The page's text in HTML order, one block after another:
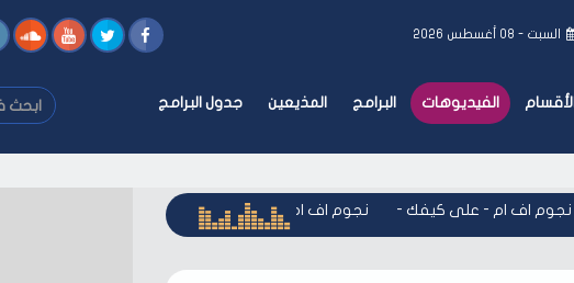
السبت - ٠٨ أغسطس ٢٠٢٦
الأقسام الفيديوهات البرامج المذيعين جدول البرامج
ابحث
فى
فى
-نجوم اف ام - على كيفك - نجوم اف ام - على كيفك نجوم اف ام - على كيفك